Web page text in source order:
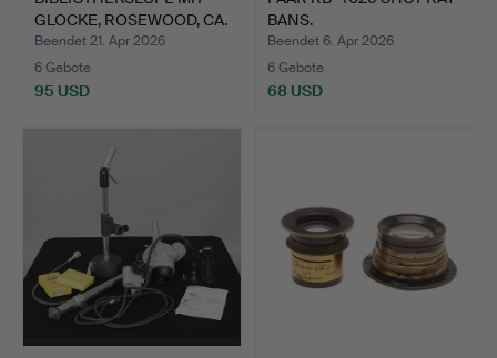
GLOCKE, ROSEWOOD, CA.
…
Beendet 21. Apr 2026
6 Gebote
95 USD
BANS.
Beendet 6. Apr 2026
6 Gebote
68 USD